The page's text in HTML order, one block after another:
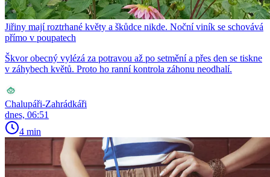
Jiřiny mají roztrhané květy a škůdce nikde. Noční viník se schovává
přímo v poupatech
Škvor obecný vylézá za potravou až po setmění a přes den se tiskne
v záhybech květů. Proto ho ranní kontrola záhonu neodhalí.
Chalupáři-Zahrádkáři
dnes, 06:51
4 min